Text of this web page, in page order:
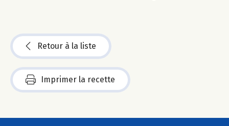
Retour à la liste
Imprimer la recette